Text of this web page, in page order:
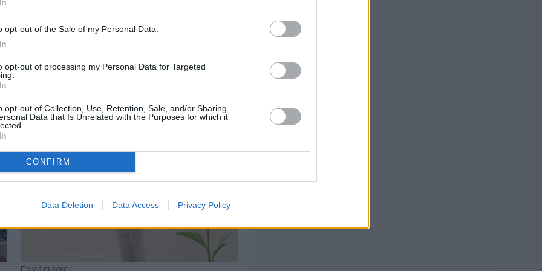
opt-out of the Sale of my Personal Data.
opt-out of processing my Personal Data for Targeted
opt-out of Collection, Use, Retention, Sale, and/or Sharing
Data that Is Unrelated with the Purposes for which it
CONFIRM
Data Deletion Data Access Privacy Policy
ένταξη στο ανθυγιεινό επίδομα
Πριν 4 ημέρες